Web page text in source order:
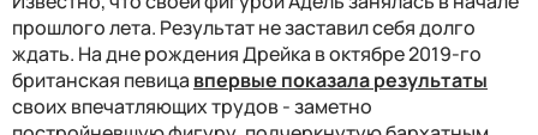
прошлого лета. Результат не заставил себя долго
ждать. На дне рождения Дрейка в октябре 2019-го
британская певица впервые показала результаты
своих впечатляющих трудов - заметно